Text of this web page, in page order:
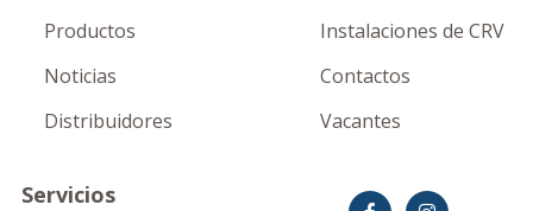
Productos
Noticias
Distribuidores
Instalaciones de CRV
Contactos
Vacantes
Servicios